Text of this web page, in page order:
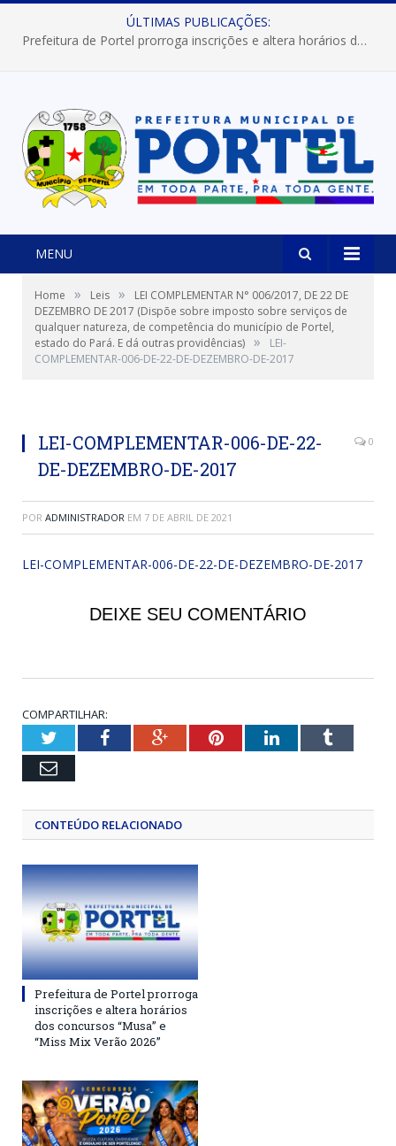
ÚLTIMAS PUBLICAÇÕES:
Prefeitura de Portel prorroga inscrições e altera horários dos concursos “Musa” e “Miss Mix Verão 2026”
MENU
Home » Leis »
LEI COMPLEMENTAR N° 006/2017, DE 22 DE
DEZEMBRO DE 2017 (Dispõe sobre imposto sobre serviços de
qualquer natureza, de competência do município de Portel,
estado do Pará. E dá outras providências) »
LEI-
COMPLEMENTAR-006-DE-22-DE-DEZEMBRO-DE-2017
LEI-COMPLEMENTAR-006-DE-22-
DE-DEZEMBRO-DE-2017
0
POR ADMINISTRADOR EM 7 DE ABRIL DE 2021
LEI-COMPLEMENTAR-006-DE-22-DE-DEZEMBRO-DE-2017
DEIXE SEU COMENTÁRIO
COMPARTILHAR:
TwitterFacebookGoogle+PinterestLinkedInTumblr
Email
CONTEÚDO RELACIONADO
Prefeitura de Portel prorroga
inscrições e altera horários
dos concursos “Musa” e
“Miss Mix Verão 2026”